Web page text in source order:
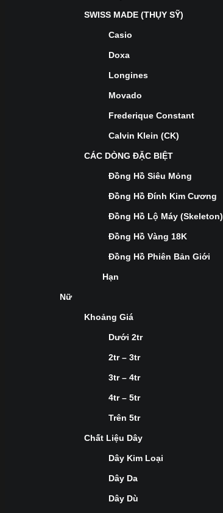
SWISS MADE (THỤY SỸ)
Casio
Doxa
Longines
Movado
Frederique Constant
Calvin Klein (CK)
CÁC DÒNG ĐẶC BIỆT
Đồng Hồ Siêu Mỏng
Đồng Hồ Đính Kim Cương
Đồng Hồ Lộ Máy (Skeleton)
Đồng Hồ Vàng 18K
Đồng Hồ Phiên Bản Giới
Hạn
Nữ
Khoảng Giá
Dưới 2tr
2tr – 3tr
3tr – 4tr
4tr – 5tr
Trên 5tr
Chất Liệu Dây
Dây Kim Loại
Dây Da
Dây Dù